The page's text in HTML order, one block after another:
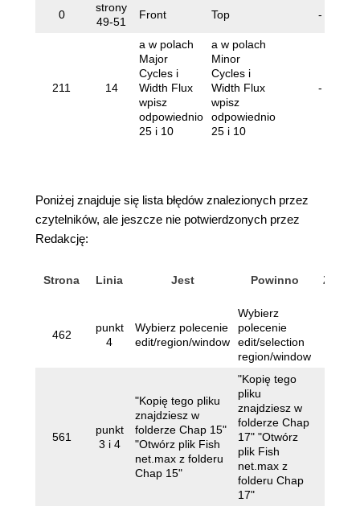
0
strony
49-51
Front Top -
211 14
a w polach
Major
Cycles i
Width Flux
wpisz
odpowiednio
25 i 10
a w polach
Minor
Cycles i
Width Flux
wpisz
odpowiednio
25 i 10
-
Poniżej znajduje się lista błędów znalezionych przez
czytelników, ale jeszcze nie potwierdzonych przez
Redakcję:
Strona Linia Jest Powinno
462
punkt
4
Wybierz polecenie
edit/region/window
Wybierz
polecenie
edit/selection
region/window
561
punkt
3 i 4
"Kopię tego pliku
znajdziesz w
folderze Chap 15"
"Otwórz plik Fish
net.max z folderu
Chap 15"
"Kopię tego
pliku
znajdziesz w
folderze Chap
17" "Otwórz
plik Fish
net.max z
folderu Chap
17"